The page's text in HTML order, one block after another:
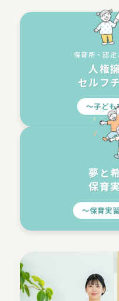
保育所・認
人権
セルフ
〜子ども
夢と
保育
〜保育実